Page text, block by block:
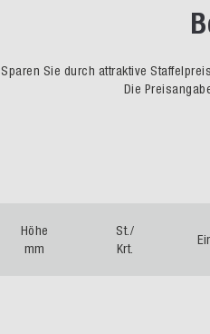
Sparen Sie durch attraktive
Die
Höhe
mm
St./
Krt.